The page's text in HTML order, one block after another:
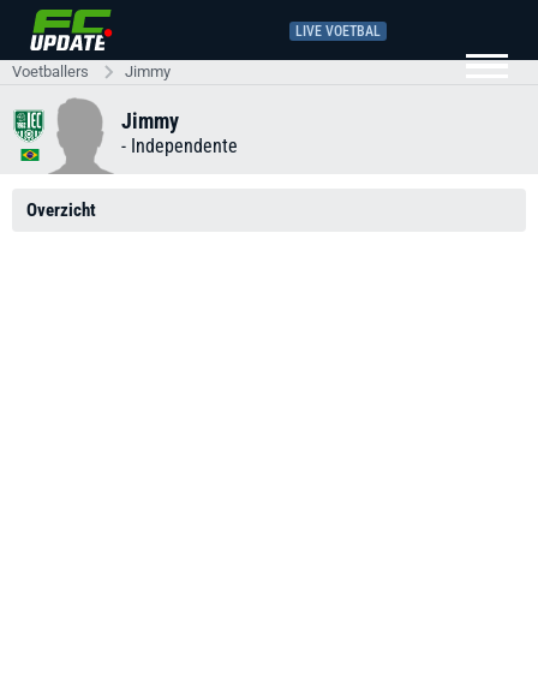
LIVE VOETBAL
Voetballers Jimmy
Jimmy
- Independente
Overzicht